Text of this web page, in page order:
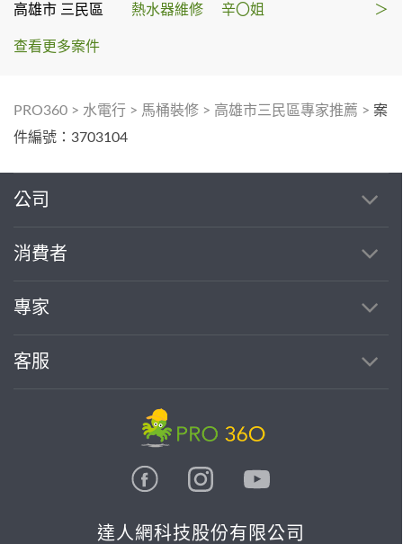
高雄市 三民區 熱水器維修 辛〇姐 ＞
查看更多案件
PRO360 > 水電行 > 馬桶裝修 > 高雄市三民區專家推薦 > 案
件編號：3703104
公司
消費者
專家
客服
達人網科技股份有限公司